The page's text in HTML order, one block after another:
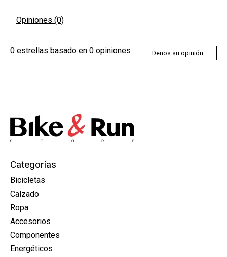
Opiniones (0)
0 estrellas basado en 0 opiniones Denos su opinión
Categorías
Bicicletas
Calzado
Ropa
Accesorios
Componentes
Energéticos